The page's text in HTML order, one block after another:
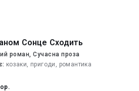
Сонце Сходить
роман, Сучасна проза
козаки, пригоди, романтика